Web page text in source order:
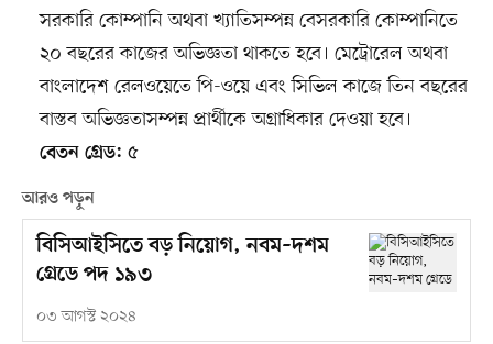
সরকারি কোম্পানি অথবা খ্যাতিসম্পন্ন বেসরকারি কোম্পানিতে
২০ বছরের কাজের অভিজ্ঞতা থাকতে হবে। মেট্রোরেল অথবা
বাংলাদেশ রেলওয়েতে পি-ওয়ে এবং সিভিল কাজে তিন বছরের
বাস্তব অভিজ্ঞতাসম্পন্ন প্রার্থীকে অগ্রাধিকার দেওয়া হবে।
বেতন গ্রেড: ৫
আরও পড়ুন
বিসিআইসিতে বড় নিয়োগ, নবম–দশম
গ্রেডে পদ ১৯৩
০৩ আগস্ট ২০২৪